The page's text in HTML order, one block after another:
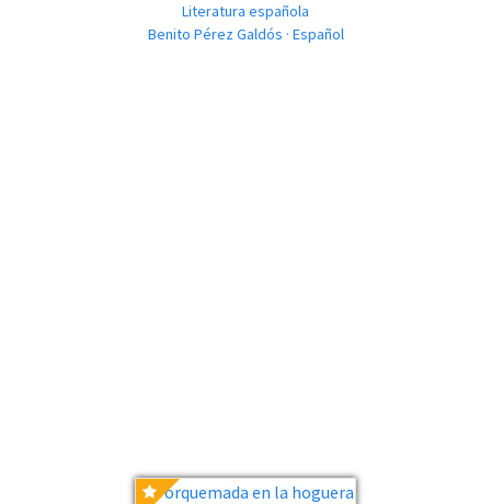
Literatura española
Benito Pérez Galdós · Español